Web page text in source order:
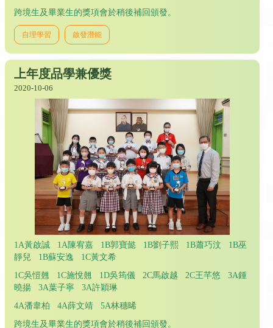
跨境生及畢業生的獎項會於稍後補回頒發。
自理學習 啟發潛能
上年度品學兼優獎
2020-10-06
1A黃啟誠 1A陳宥嘉 1B郭寶懿 1B劉子熙 1B蕭巧汶 1B巫
靜兒 1B蘇安逸 1C黃文希
1C吳愷翹 1C施悅翹 1D吳筠儀 2C馬啟越 2C王芊悠 3A鍾
曉揚 3A葉子寧 3A許穎琳
4A潘韋柏 4A薛文靖 5A林穗晞
跨境生及畢業生的獎項會於稍後補回頒發。